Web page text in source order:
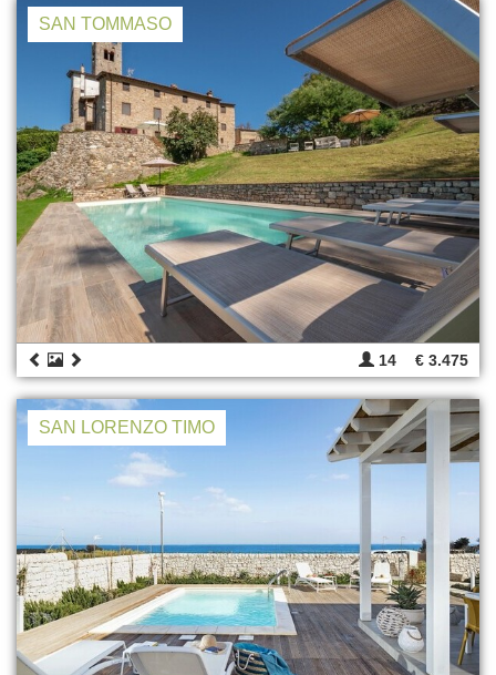
SAN TOMMASO
14 € 3.475
SAN LORENZO TIMO